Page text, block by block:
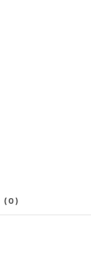
( 0 )